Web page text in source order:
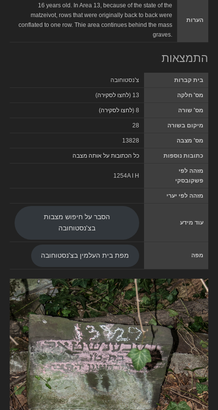
הערות
16 years old. In Area 13, because of the state of the
matzeivot, rows that were originally back to back were
conflated to one row. Thie area continues behind the mass
graves.
התמצאות
בית קברות צ'נסטוחובה
מס' חלקה 13 ( לחצו לסקירה)
מס' שורה 8 ( לחצו לסקירה)
מיקום בשורה 28
מס' מצבה 13828
כתובות נוספות כל הכתובות על אותה מצבה
מזהה לפי
פשקובסקי
1254A I H
מזהה לפי יערי
עוד מידע
הסבר על חיפוש מצבות
בצ'נסטוחובה
מפה מפת בית העלמין בצ'נסטוחובה